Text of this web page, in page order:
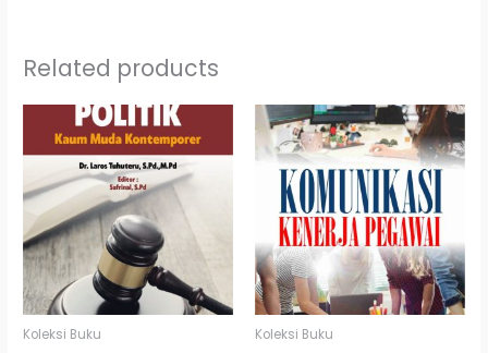
Related products
Koleksi Buku Koleksi Buku